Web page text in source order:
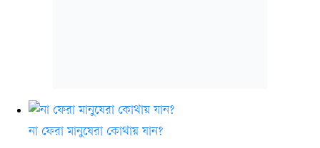
না ফেরা মানুষেরা কোথায় যান?